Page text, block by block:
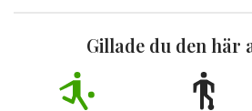
Gillade du den här